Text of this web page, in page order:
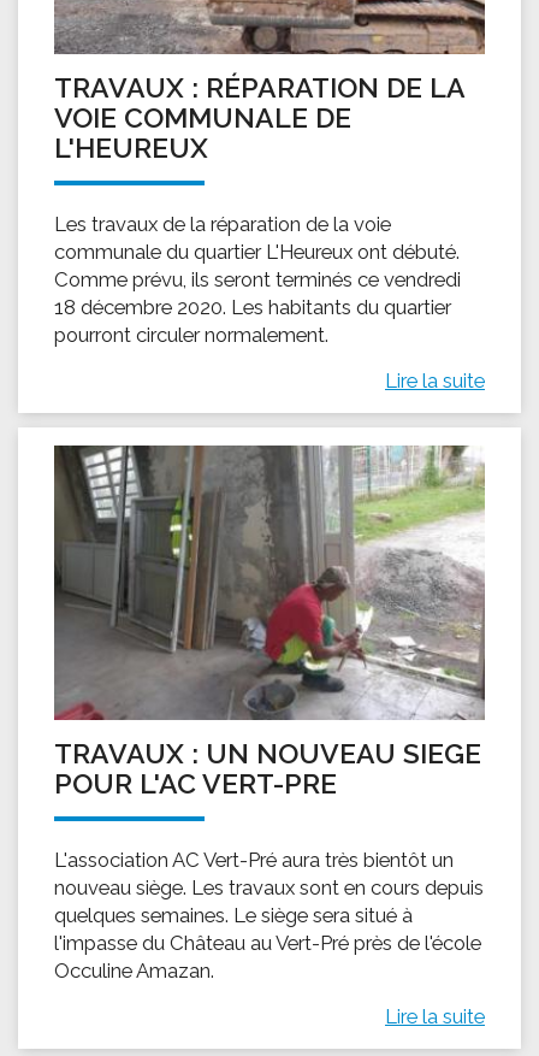
TRAVAUX : RÉPARATION DE LA
VOIE COMMUNALE DE
L'HEUREUX
Les travaux de la réparation de la voie
communale du quartier L'Heureux ont débuté.
Comme prévu, ils seront terminés ce vendredi
18 décembre 2020. Les habitants du quartier
pourront circuler normalement.
Lire la suite
TRAVAUX : UN NOUVEAU SIEGE
POUR L'AC VERT-PRE
L'association AC Vert-Pré aura très bientôt un
nouveau siège. Les travaux sont en cours depuis
quelques semaines. Le siège sera situé à
l'impasse du Château au Vert-Pré près de l'école
Occuline Amazan.
Lire la suite